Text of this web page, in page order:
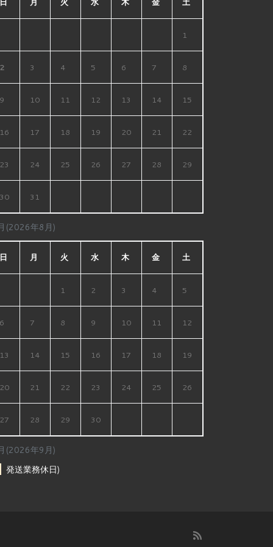
(2026年8月)
日 月 火 水 木 金 土
1
2 3 4 5 6 7 8
9 10 11 12 13 14 15
16 17 18 19 20 21 22
23 24 25 26 27 28 29
30 31
(2026年9月)
日 月 火 水 木 金 土
1 2 3 4 5
6 7 8 9 10 11 12
13 14 15 16 17 18 19
20 21 22 23 24 25 26
27 28 29 30
発送業務休日)